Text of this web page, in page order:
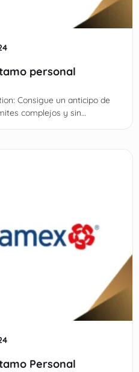
personal
Consigue un anticipo de
complejos y sin
Personal